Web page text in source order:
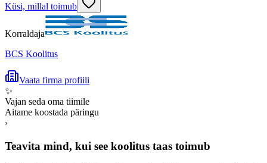
Küsi, millal toimub
Korraldaja
BCS Koolitus
Vaata firma profiili
✨
Vajan seda oma tiimile
Aitame koostada päringu
›
Teavita mind, kui see koolitus taas toimub